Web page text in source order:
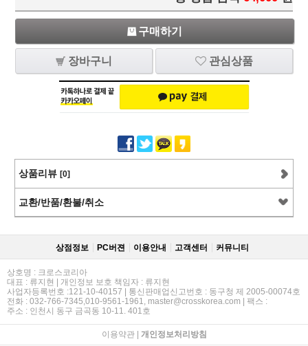
구매하기
장바구니 관심상품
상품리뷰 [0]
교환/반품/환불/취소
상점정보 PC버젼 이용안내 고객센터 커뮤니티
상호명 : 크로스코리아
대표 : 류지현 | 개인정보 보호 책임자 : 류지현
사업자등록번호 :121-10-40157 | 통신판매업신고번호 : 동구청 제 2005-00074호
전화 : 032-766-7345,010-9561-1961, master@crosskorea.com | 팩스 :
주소 : 인천시 동구 금곡동 10-11. 401호
이용약관| 개인정보처리방침